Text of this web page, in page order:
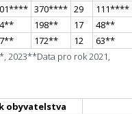
**** 370**** 29 111****
** 198** 17 48**
** 172** 12 63**
2023**Data pro rok 2021,
obyvatelstva